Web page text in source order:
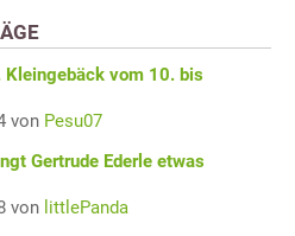
Kleingebäck vom 10. bis
von Pesu07
Gertrude Ederle etwas
von littlePanda